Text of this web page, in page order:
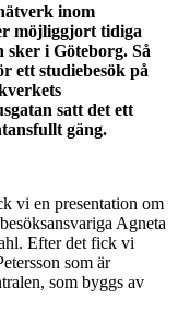
inom
möjliggjort tidiga
i Göteborg. Så
ett studiebesök på
satt det ett
gäng.
vi en presentation om
Agneta
Efter det fick vi
som är
som byggs av